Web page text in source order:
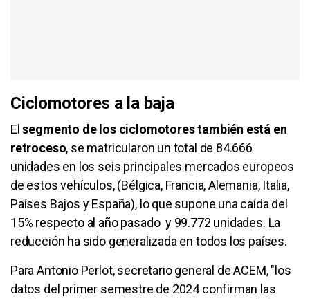
Ciclomotores a la baja
Elsegmento de los ciclomotores también está en
retroceso, se matricularon un total de 84.666
unidades en los seis principales mercados europeos
de estos vehículos, (Bélgica, Francia, Alemania, Italia,
Países Bajos y España), lo que supone una caída del
15% respecto al año pasado y 99.772 unidades. La
reducción ha sido generalizada en todos los países.
Para Antonio Perlot, secretario general de ACEM, "los
datos del primer semestre de 2024 confirman las